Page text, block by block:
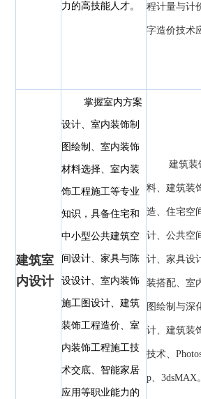
力的高技能人才。 程计量与计
字造价技术
建筑室
内设计
掌握室内方案
设计、室内装饰制
图绘制、室内装饰
材料选择、室内装
饰工程施工等专业
知识，具备住宅和
中小型公共建筑空
间设计、家具与陈
设设计、室内装饰
施工图设计、建筑
装饰工程造价、室
内装饰工程施工技
术交底、智能家居
应用等职业能力的
建筑装
料、建筑装
造、住宅空
计、公共空
计、家具设
装搭配、室
图绘制与深
计、建筑装
技术、
p、3dsMAX。